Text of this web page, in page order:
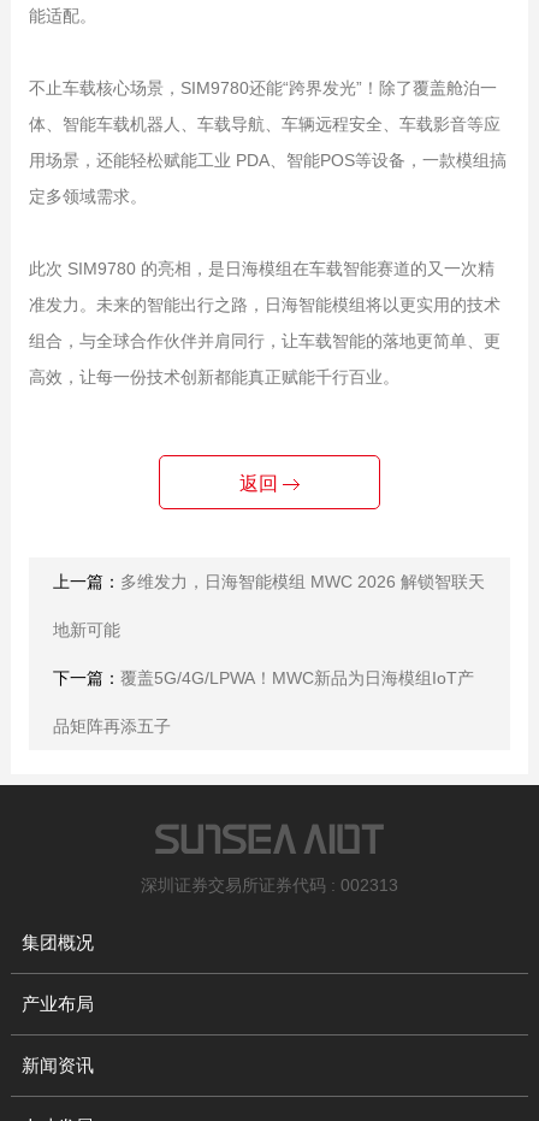
能适配。
不止车载核心场景，SIM9780还能“跨界发光”！除了覆盖舱泊一
体、智能车载机器人、车载导航、车辆远程安全、车载影音等应
用场景，还能轻松赋能工业 PDA、智能POS等设备，一款模组搞
定多领域需求。
此次 SIM9780 的亮相，是日海模组在车载智能赛道的又一次精
准发力。未来的智能出行之路，日海智能模组将以更实用的技术
组合，与全球合作伙伴并肩同行，让车载智能的落地更简单、更
高效，让每一份技术创新都能真正赋能千行百业。
返回
上一篇： 多维发力，日海智能模组 MWC 2026 解锁智联天
地新可能
下一篇： 覆盖5G/4G/LPWA！MWC新品为日海模组IoT产
品矩阵再添五子
深圳证券交易所证券代码 : 002313
集团概况
产业布局
新闻资讯